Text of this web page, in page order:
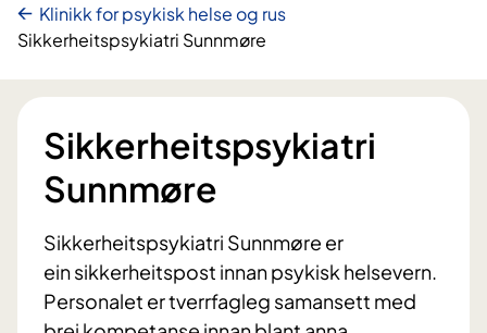
Klinikk for psykisk helse og rus
Sikkerheitspsykiatri Sunnmøre
Sikkerheitspsykiatri
Sunnmøre
Sikkerheitspsykiatri Sunnmøre er
ein sikkerheitspost innan psykisk helsevern.
Personalet er tverrfagleg samansett med